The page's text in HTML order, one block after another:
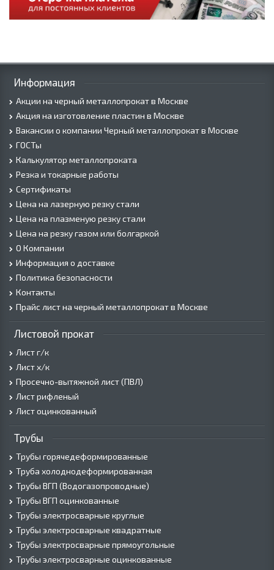
Информация
Акции на черный металлопрокат в Москве
Акция на изготовление пластин в Москве
Вакансии о компании Черный металлопрокат в Москве
ГОСТы
Калькулятор металлопроката
Резка и токарные работы
Сертификаты
Цена на лазерную резку стали
Цена на плазменую резку стали
Цена на резку газом или болгаркой
О Компании
Информация о доставке
Политика безопасности
Контакты
Прайс лист на черный металлопрокат в Москве
Листовой прокат
Лист г/к
Лист х/к
Просечно-вытяжной лист (ПВЛ)
Лист рифленый
Лист оцинкованный
Трубы
Трубы горячедеформированные
Труба холоднодеформированная
Трубы ВГП (Водогазопроводные)
Трубы ВГП оцинкованные
Трубы электросварные круглые
Трубы электросварные квадратные
Трубы электросварные прямоугольные
Трубы электросварные оцинкованные